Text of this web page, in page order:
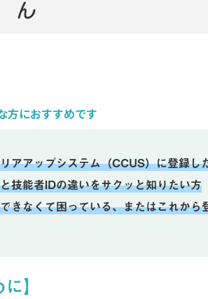
ん
におすすめです
アアップシステム（CCUS）に登録
技能者IDの違いをサクッと知りたい方
きなくて困っている、またはこれから
】